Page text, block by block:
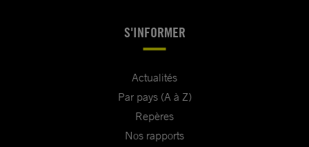
S'INFORMER
Actualités
Par pays (A à Z)
Repères
Nos rapports